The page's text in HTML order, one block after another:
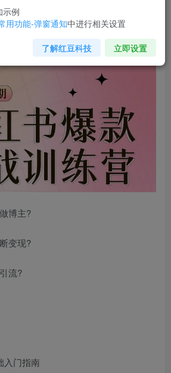
第11期，手把手教你从0-1做小红书，
博主?
变现?
流?
入门指南
示例
用功能-弹窗通知中进行相关设置
了解红豆科技 立即设置